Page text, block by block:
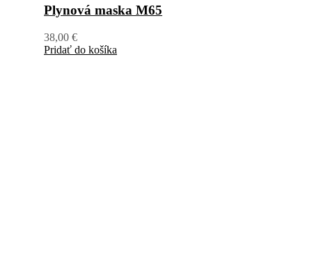
Plynová maska M65
38,00 €
Pridať do košíka